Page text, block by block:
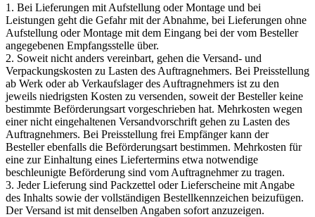
1. Bei Lieferungen mit Aufstellung oder Montage und bei
Leistungen geht die Gefahr mit der Abnahme, bei Lieferungen ohne
Aufstellung oder Montage mit dem Eingang bei der vom Besteller
angegebenen Empfangsstelle über.
2. Soweit nicht anders vereinbart, gehen die Versand- und
Verpackungskosten zu Lasten des Auftragnehmers. Bei Preisstellung
ab Werk oder ab Verkaufslager des Auftragnehmers ist zu den
jeweils niedrigsten Kosten zu versenden, soweit der Besteller keine
bestimmte Beförderungsart vorgeschrieben hat. Mehrkosten wegen
einer nicht eingehaltenen Versandvorschrift gehen zu Lasten des
Auftragnehmers. Bei Preisstellung frei Empfänger kann der
Besteller ebenfalls die Beförderungsart bestimmen. Mehrkosten für
eine zur Einhaltung eines Liefertermins etwa notwendige
beschleunigte Beförderung sind vom Auftragnehmer zu tragen.
3. Jeder Lieferung sind Packzettel oder Lieferscheine mit Angabe
des Inhalts sowie der vollständigen Bestellkennzeichen beizufügen.
Der Versand ist mit denselben Angaben sofort anzuzeigen.